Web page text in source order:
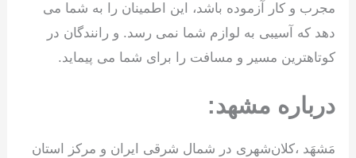
مجرب و کار آزموده باشد، این اطمینان را به شما می
دهد که آسیبی به لوازم شما نمی رسد. و رانندگان در
کوتاهترین مسیر و مسافت را برای شما می پیماید.
درباره مشهد:
مَشهَد ،کلان‌شهری در شمال شرقی ایران و مرکز استان